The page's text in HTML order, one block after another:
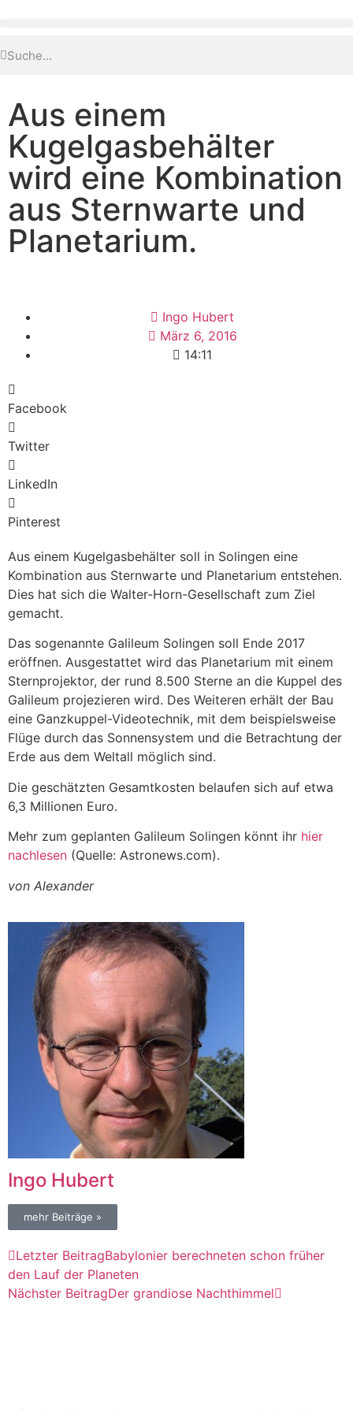
Aus einem
Kugelgasbehälter
wird eine Kombination
aus Sternwarte und
Planetarium.
Ingo Hubert
März 6, 2016
14:11
Facebook
Twitter
LinkedIn
Pinterest
Aus einem Kugelgasbehälter soll in Solingen eine
Kombination aus Sternwarte und Planetarium entstehen.
Dies hat sich die Walter-Horn-Gesellschaft zum Ziel
gemacht.
Das sogenannte Galileum Solingen soll Ende 2017
eröffnen. Ausgestattet wird das Planetarium mit einem
Sternprojektor, der rund 8.500 Sterne an die Kuppel des
Galileum projezieren wird. Des Weiteren erhält der Bau
eine Ganzkuppel-Videotechnik, mit dem beispielsweise
Flüge durch das Sonnensystem und die Betrachtung der
Erde aus dem Weltall möglich sind.
Die geschätzten Gesamtkosten belaufen sich auf etwa
6,3 Millionen Euro.
Mehr zum geplanten Galileum Solingen könnt ihr hier
nachlesen (Quelle: Astronews.com).
von Alexander
Ingo Hubert
mehr Beiträge »
Letzter BeitragBabylonier berechneten schon früher
den Lauf der Planeten
Nächster BeitragDer grandiose Nachthimmel